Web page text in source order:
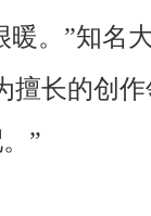
。”知名
擅长的创
”